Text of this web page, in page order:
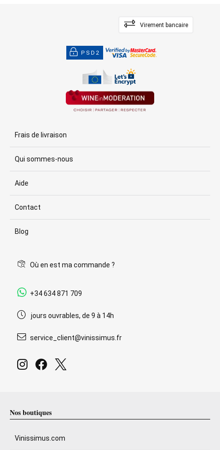
Virement bancaire
PSD2
Frais de livraison
Qui sommes-nous
Aide
Contact
Blog
Où en est ma commande ?
+34 634 871 709
jours ouvrables, de 9 à 14h
service_client@vinissimus.fr
Nos boutiques
Vinissimus.com